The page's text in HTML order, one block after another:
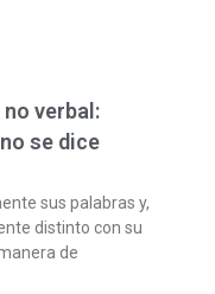
verbal:
se dice
sus palabras y,
distinto con su
de